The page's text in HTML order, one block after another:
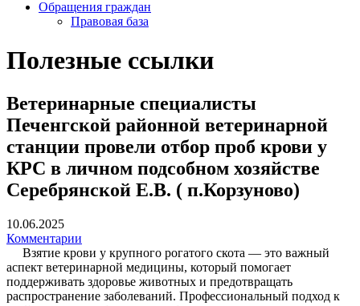
Обращения граждан
Правовая база
Полезные ссылки
Ветеринарные специалисты
Печенгской районной ветеринарной
станции провели отбор проб крови у
КРС в личном подсобном хозяйстве
Серебрянской Е.В. ( п.Корзуново)
10.06.2025
Комментарии
Взятие крови у крупного рогатого скота — это важный
аспект ветеринарной медицины, который помогает
поддерживать здоровье животных и предотвращать
распространение заболеваний. Профессиональный подход к